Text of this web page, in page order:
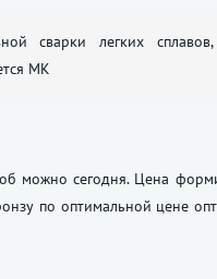
сварки легких сплавов,
МК
можно сегодня. Цена
по оптимальной цене